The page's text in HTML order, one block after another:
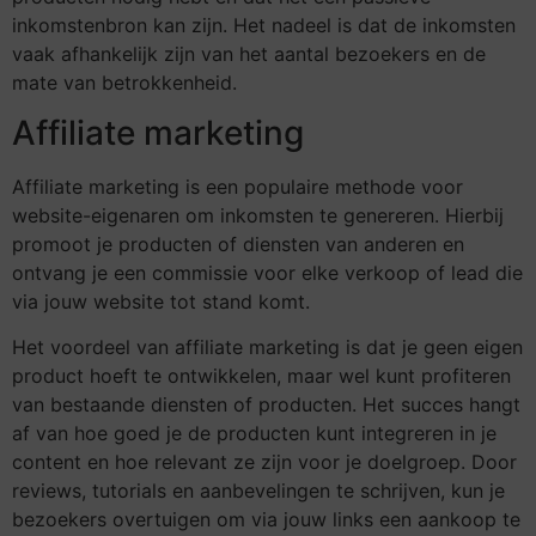
inkomstenbron kan zijn. Het nadeel is dat de inkomsten
vaak afhankelijk zijn van het aantal bezoekers en de
mate van betrokkenheid.
Affiliate marketing
Affiliate marketing is een populaire methode voor
website-eigenaren om inkomsten te genereren. Hierbij
promoot je producten of diensten van anderen en
ontvang je een commissie voor elke verkoop of lead die
via jouw website tot stand komt.
Het voordeel van affiliate marketing is dat je geen eigen
product hoeft te ontwikkelen, maar wel kunt profiteren
van bestaande diensten of producten. Het succes hangt
af van hoe goed je de producten kunt integreren in je
content en hoe relevant ze zijn voor je doelgroep. Door
reviews, tutorials en aanbevelingen te schrijven, kun je
bezoekers overtuigen om via jouw links een aankoop te